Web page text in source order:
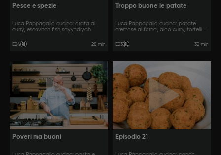
Pesce e spezie
Luca Pappagallo cucina: orata al
curry, escovitch fish,sayyadiyah.
E24 28 min
Troppo buone le patate
Luca Pappagallo cucina: patate
cremose al forno, aloo curry, tortelli di
E23 32 min
Poveri ma buoni Episodio 21